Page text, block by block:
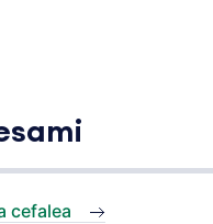
cefalea